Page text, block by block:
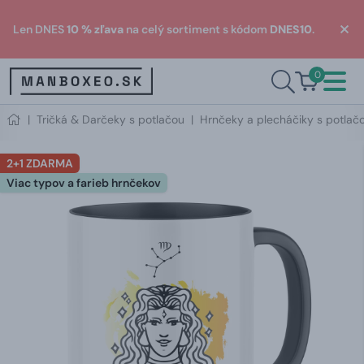
Len DNES10 % zľava na celý sortiment s kódom DNES10.
0
| Tričká & Darčeky s potlačou | Hrnčeky a plecháčiky s
2+1 ZDARMA
Viac typov a farieb hrnčekov